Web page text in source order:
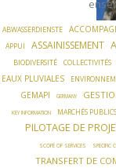
ABWASSERDIENSTE
APPUI
ASSAINISSEMENT
BIODIVERSITÉ
COLLECTIVITÉS
EAUX PLUVIALES
GEMAPI GERMANY
KEY INFORMATION MARCHÉS PUBLICS
PILOTAGE DE
SCOPE OF SERVICES SPECIFIC
TRANSFERT DE